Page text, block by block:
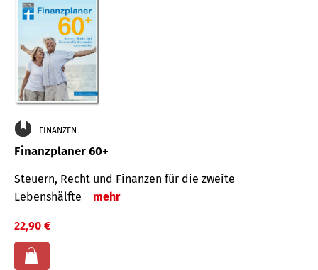
FINANZEN
Finanzplaner 60+
Steuern, Recht und Finanzen für die zweite
Lebenshälfte
mehr
22,90 €